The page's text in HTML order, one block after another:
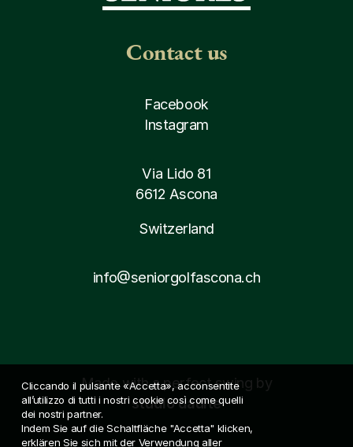
Contact us
Facebook
Instagram
Via Lido 81
6612 Ascona
Switzerland
info@seniorgolfascona.ch
Made with a perfect swing by
studio daulte
Cliccando il pulsante «Accetta», acconsentite
all’utilizzo di tutti i nostri cookie così come quelli
dei nostri partner.
Indem Sie auf die Schaltfläche "Accetta" klicken,
erklären Sie sich mit der Verwendung aller